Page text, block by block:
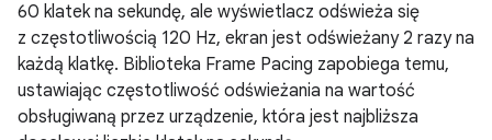
60 klatek na sekundę, ale wyświetlacz odświeża się
z częstotliwością 120 Hz, ekran jest odświeżany 2 razy na
każdą klatkę. Biblioteka Frame Pacing zapobiega temu,
ustawiając częstotliwość odświeżania na wartość
obsługiwaną przez urządzenie, która jest najbliższa